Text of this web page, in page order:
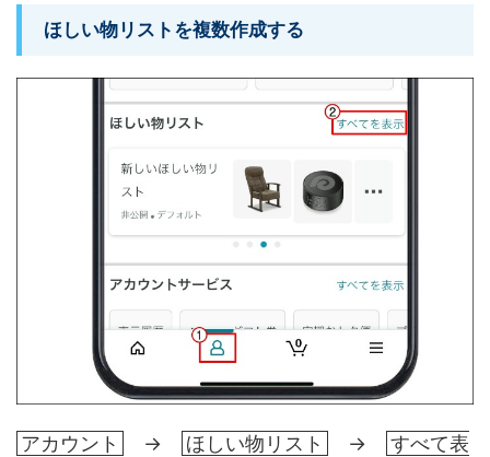
ほしい物リストを複数作成する
アカウント → ほしい物リスト →
すべて表